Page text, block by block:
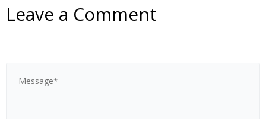
Leave a Comment